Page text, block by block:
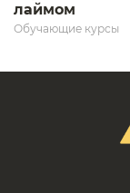
лаймом
Обучающие курсы